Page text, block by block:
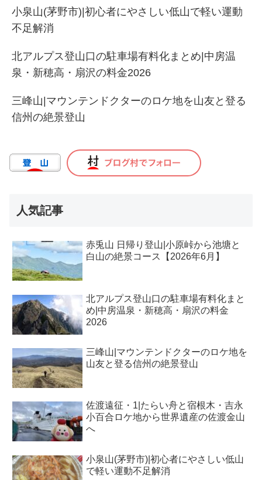
小泉山(茅野市)|初心者にやさしい低山で軽い運動
不足解消
北アルプス登山口の駐車場有料化まとめ|中房温
泉・新穂高・扇沢の料金2026
三峰山|マウンテンドクターのロケ地を山友と登る
信州の絶景登山
人気記事
赤兎山 日帰り登山|小原峠から池塘と
白山の絶景コース【2026年6月】
北アルプス登山口の駐車場有料化まと
め|中房温泉・新穂高・扇沢の料金
2026
三峰山|マウンテンドクターのロケ地を
山友と登る信州の絶景登山
佐渡遠征・1|たらい舟と宿根木・吉永
小百合ロケ地から世界遺産の佐渡金山
へ
小泉山(茅野市)|初心者にやさしい低山
で軽い運動不足解消